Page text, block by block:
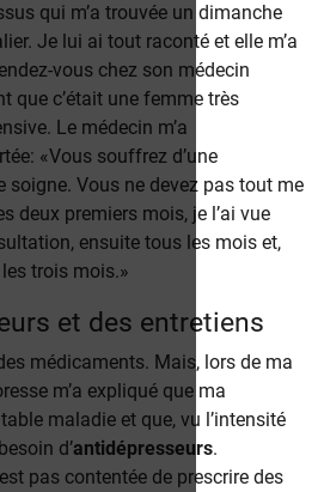
qui m’a trouvée un dimanche
Je lui ai tout raconté et elle m’a
vous chez son médecin
que c’était une femme très
Le médecin m’a
«Vous souffrez d’une
soigne. Vous ne devez pas tout me
deux premiers mois, je l’ai vue
ensuite tous les mois et,
trois mois.»
et des entretiens
médicaments. Mais, lors de ma
m’a expliqué que ma
maladie et que, vu l’intensité
d’antidépresseurs.
pas contentée de prescrire des